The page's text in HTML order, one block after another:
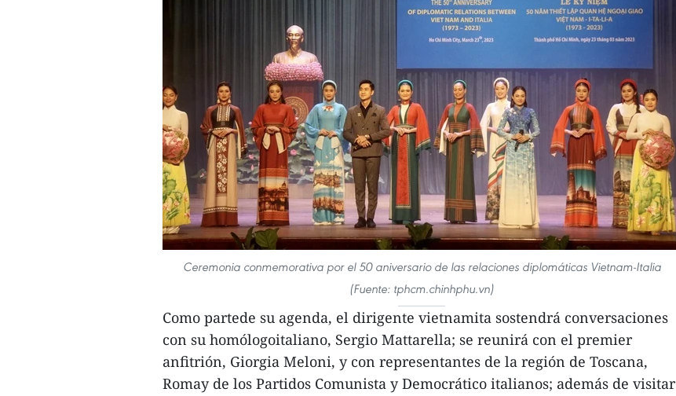
Ceremonia conmemorativa por el 50 aniversario de las relaciones diplomáticas Vietnam-Italia
(Fuente: tphcm.chinhphu.vn)
Como partede su agenda, el dirigente vietnamita sostendrá conversaciones
con su homólogoitaliano, Sergio Mattarella; se reunirá con el premier
anfitrión, Giorgia Meloni, y con representantes de la región de Toscana,
Romay de los Partidos Comunista y Democrático italianos; además de visitar